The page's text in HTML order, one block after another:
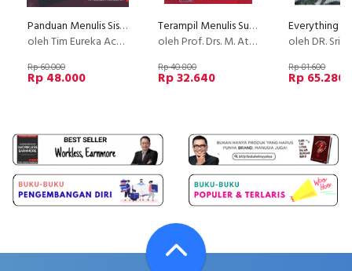
Panduan Menulis Siswa Tingkat Dasar
oleh Tim Eureka Academia
Rp 60.000
Rp 48.000
Terampil Menulis Surat
oleh Prof. Drs. M. Atar Semi
Rp 40.800
Rp 32.640
oleh DR. Sri
Rp 81.600
Rp 65.280